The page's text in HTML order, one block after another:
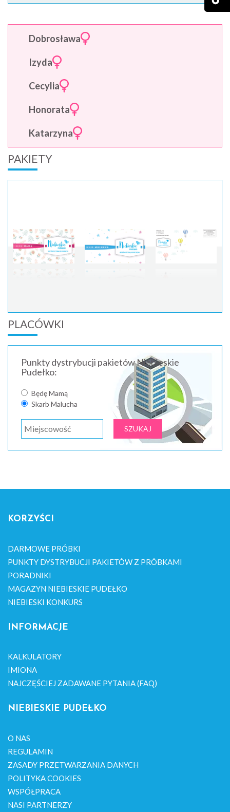
Dobrosława
Izyda
Cecylia
Honorata
Katarzyna
PAKIETY
PLACÓWKI
Punkty dystrybucji pakietów Niebieskie
Pudełko:
Będę Mamą
Skarb Malucha
KORZYŚCI
DARMOWE PRÓBKI
PUNKTY DYSTRYBUCJI PAKIETÓW Z PRÓBKAMI
PORADNIKI
MAGAZYN NIEBIESKIE PUDEŁKO
NIEBIESKI KONKURS
INFORMACJE
KALKULATORY
IMIONA
NAJCZĘŚCIEJ ZADAWANE PYTANIA (FAQ)
NIEBIESKIE PUDEŁKO
O NAS
REGULAMIN
ZASADY PRZETWARZANIA DANYCH
POLITYKA COOKIES
WSPÓŁPRACA
NASI PARTNERZY